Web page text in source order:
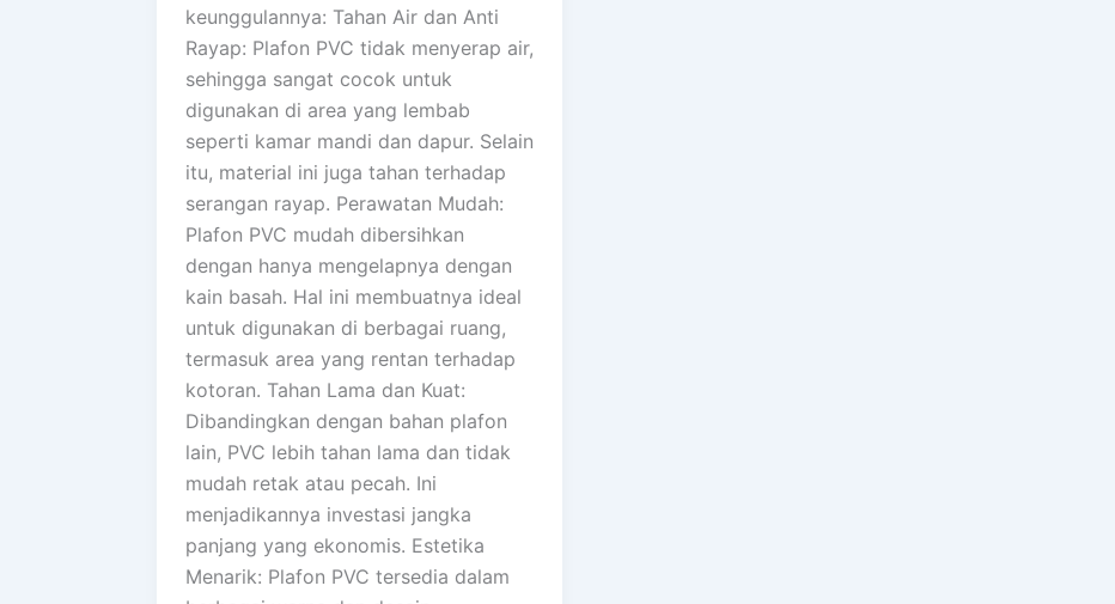
keunggulannya: Tahan Air dan Anti
Rayap: Plafon PVC tidak menyerap air,
sehingga sangat cocok untuk
digunakan di area yang lembab
seperti kamar mandi dan dapur. Selain
itu, material ini juga tahan terhadap
serangan rayap. Perawatan Mudah:
Plafon PVC mudah dibersihkan
dengan hanya mengelapnya dengan
kain basah. Hal ini membuatnya ideal
untuk digunakan di berbagai ruang,
termasuk area yang rentan terhadap
kotoran. Tahan Lama dan Kuat:
Dibandingkan dengan bahan plafon
lain, PVC lebih tahan lama dan tidak
mudah retak atau pecah. Ini
menjadikannya investasi jangka
panjang yang ekonomis. Estetika
Menarik: Plafon PVC tersedia dalam